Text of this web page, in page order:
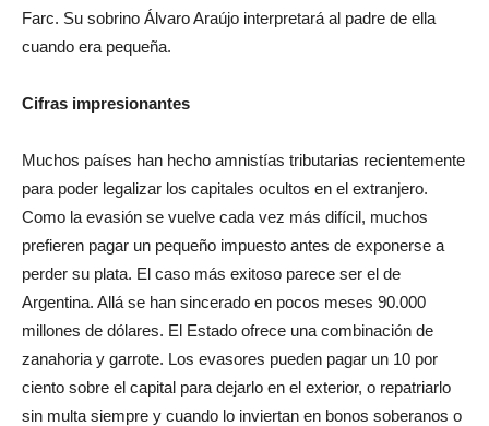
Farc. Su sobrino Álvaro Araújo interpretará al padre de ella
cuando era pequeña.
Cifras impresionantes
Muchos países han hecho amnistías tributarias recientemente
para poder legalizar los capitales ocultos en el extranjero.
Como la evasión se vuelve cada vez más difícil, muchos
prefieren pagar un pequeño impuesto antes de exponerse a
perder su plata. El caso más exitoso parece ser el de
Argentina. Allá se han sincerado en pocos meses 90.000
millones de dólares. El Estado ofrece una combinación de
zanahoria y garrote. Los evasores pueden pagar un 10 por
ciento sobre el capital para dejarlo en el exterior, o repatriarlo
sin multa siempre y cuando lo inviertan en bonos soberanos o